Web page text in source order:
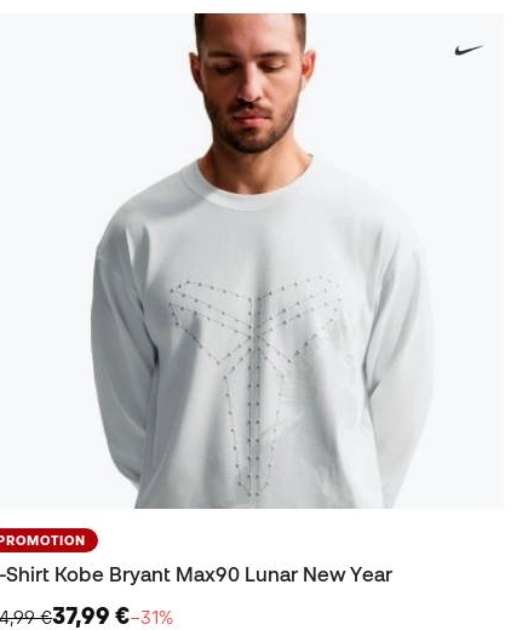
PROMOTION
Shirt Kobe Bryant Max90 Lunar New Year
€37,99 €−31%